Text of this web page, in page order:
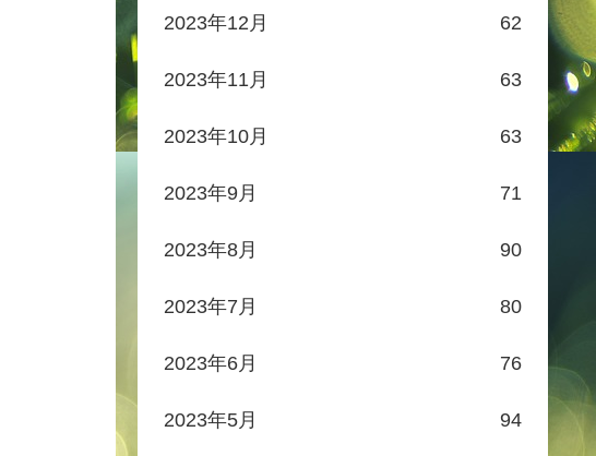
2023年12月 62
2023年11月 63
2023年10月 63
2023年9月 71
2023年8月 90
2023年7月 80
2023年6月 76
2023年5月 94